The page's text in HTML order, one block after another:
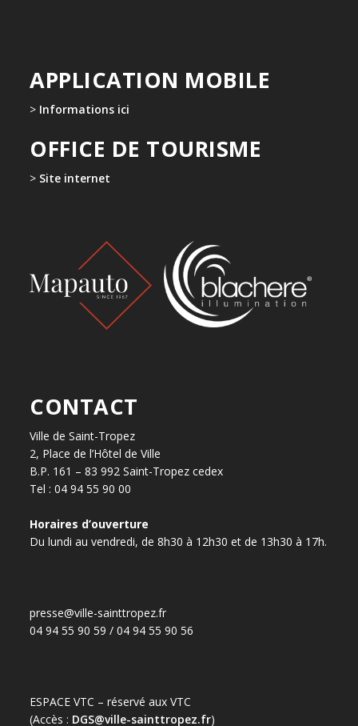
APPLICATION MOBILE
> Informations ici
OFFICE DE TOURISME
> Site internet
CONTACT
Ville de Saint-Tropez
2, Place de l’Hôtel de Ville
B.P. 161 – 83 992 Saint-Tropez cedex
Tel : 04 94 55 90 00
Horaires d’ouverture
Du lundi au vendredi, de 8h30 à 12h30 et de 13h30 à 17h.
presse@ville-sainttropez.fr
04 94 55 90 59 / 04 94 55 90 56
ESPACE VTC – réservé aux VTC
(Accès : DGS@ville-sainttropez.fr)